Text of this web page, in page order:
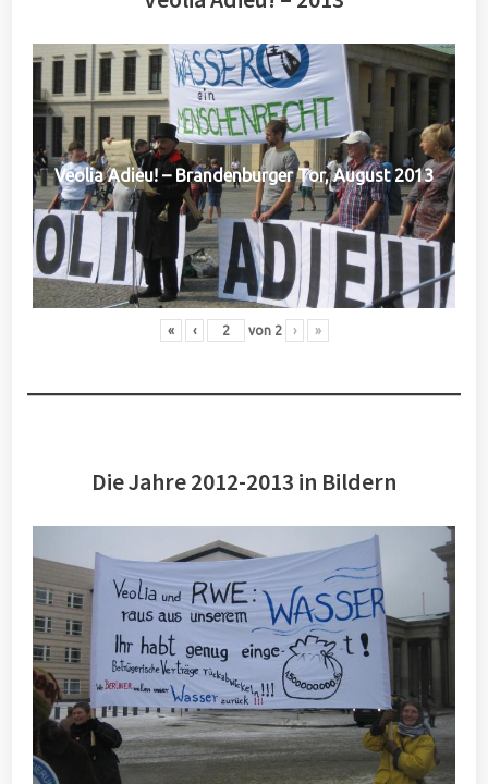
Veolia Adieu! – Brandenburger Tor, August 2013
« ‹ von 2 › »
Die Jahre 2012-2013 in Bildern